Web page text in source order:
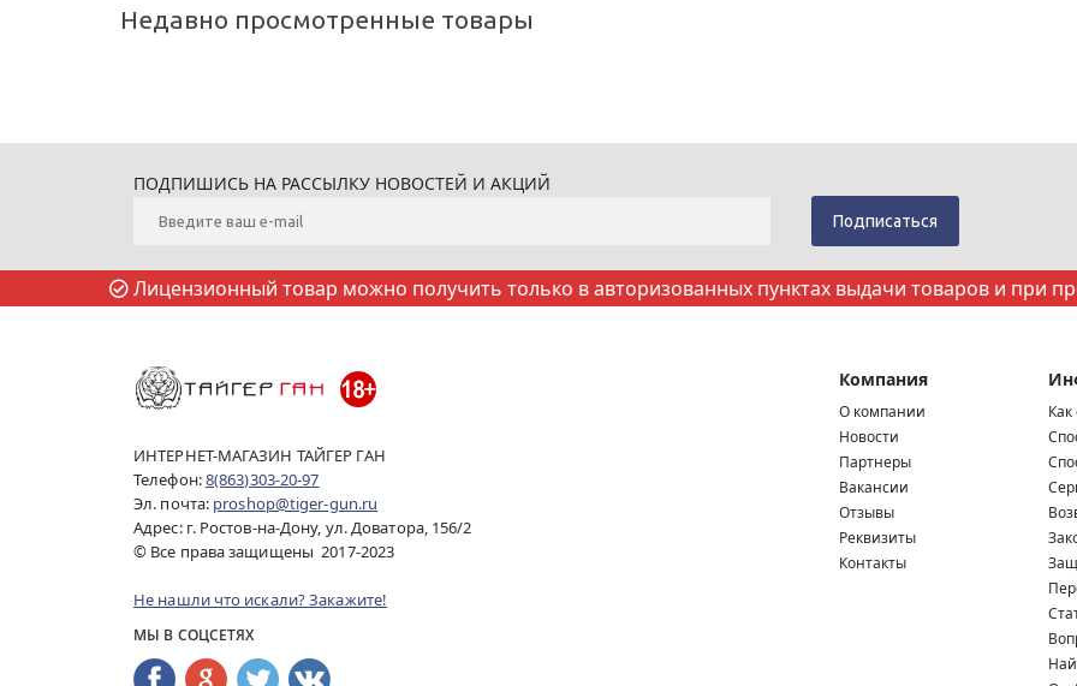
Недавно просмотренные товары
ПОДПИШИСЬ НА РАССЫЛКУ НОВОСТЕЙ И АКЦИЙ
Лицензионный товар можно получить только в авторизованных пунктах выдачи товаров и при
ИНТЕРНЕТ-МАГАЗИН ТАЙГЕР ГАН
Телефон:8(863)303-20-97
Эл. почта: proshop@tiger-gun.ru
Адрес: г. Ростов-на-Дону, ул. Доватора, 156/2
© Все права защищены 2017-2023
Не нашли что искали? Закажите!
МЫ В СОЦСЕТЯХ
Компания
О компании
Новости
Партнеры
Вакансии
Отзывы
Реквизиты
Контакты